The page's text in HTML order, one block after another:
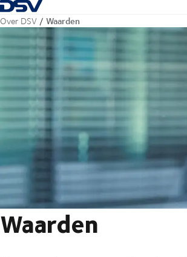
Terug naar startpagina
Over DSV Waarden
Waarden